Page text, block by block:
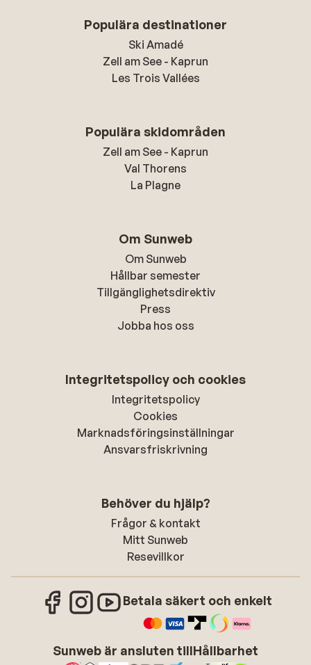
Populära destinationer
Ski Amadé
Zell am See - Kaprun
Les Trois Vallées
Populära skidområden
Zell am See - Kaprun
Val Thorens
La Plagne
Om Sunweb
Om Sunweb
Hållbar semester
Tillgänglighetsdirektiv
Press
Jobba hos oss
Integritetspolicy och cookies
Integritetspolicy
Cookies
Marknadsföringsinställningar
Ansvarsfriskrivning
Behöver du hjälp?
Frågor & kontakt
Mitt Sunweb
Resevillkor
Betala säkert och enkelt
Sunweb är ansluten tillHållbarhet